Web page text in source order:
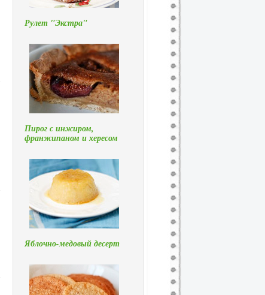
Рулет "Экстра"
Пирог с инжиром,
франжипаном и хересом
Яблочно-медовый десерт